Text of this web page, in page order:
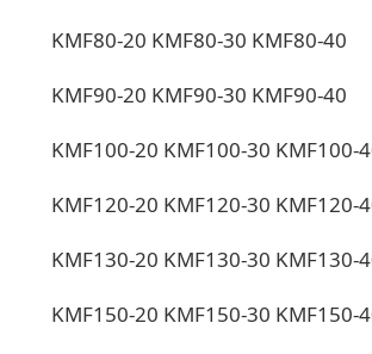
KMF80-20 KMF80-30 KMF80-40
KMF90-20 KMF90-30 KMF90-40
KMF100-20 KMF100-30 KMF100-
KMF120-20 KMF120-30 KMF120-
KMF130-20 KMF130-30 KMF130-
KMF150-20 KMF150-30 KMF150-